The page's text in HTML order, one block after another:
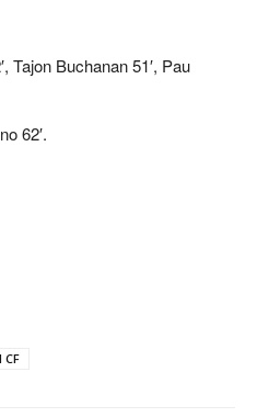
Tajon Buchanan 51′, Pau
62′.